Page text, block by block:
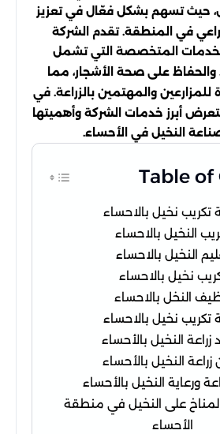
حيث تسهم بشكل فعّال في تعزيز
في المنطقة. تقدم الشركة
المتخصصة التي تشمل
والحفاظ على صحة الأشجار، مما
والمهتمين بالزراعة. في
أبرز خدمات الشركة وأهميتها
النخيل في الأحساء.
Table
تكريب نخيل بالاحساء
النخيل بالاحساء
النخيل بالاحساء
نخيل بالاحساء
النخل بالاحساء
تكريب نخيل بالاحساء
زراعة النخيل بالأحساء
زراعة النخيل بالأحساء
ورعاية النخيل بالأحساء
المناخ على النخيل في منطقة
الأحساء